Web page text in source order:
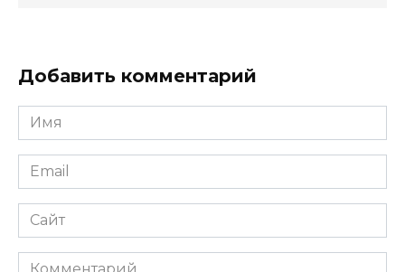
Добавить комментарий
Имя
*
Email
*
Сайт
Комментарий